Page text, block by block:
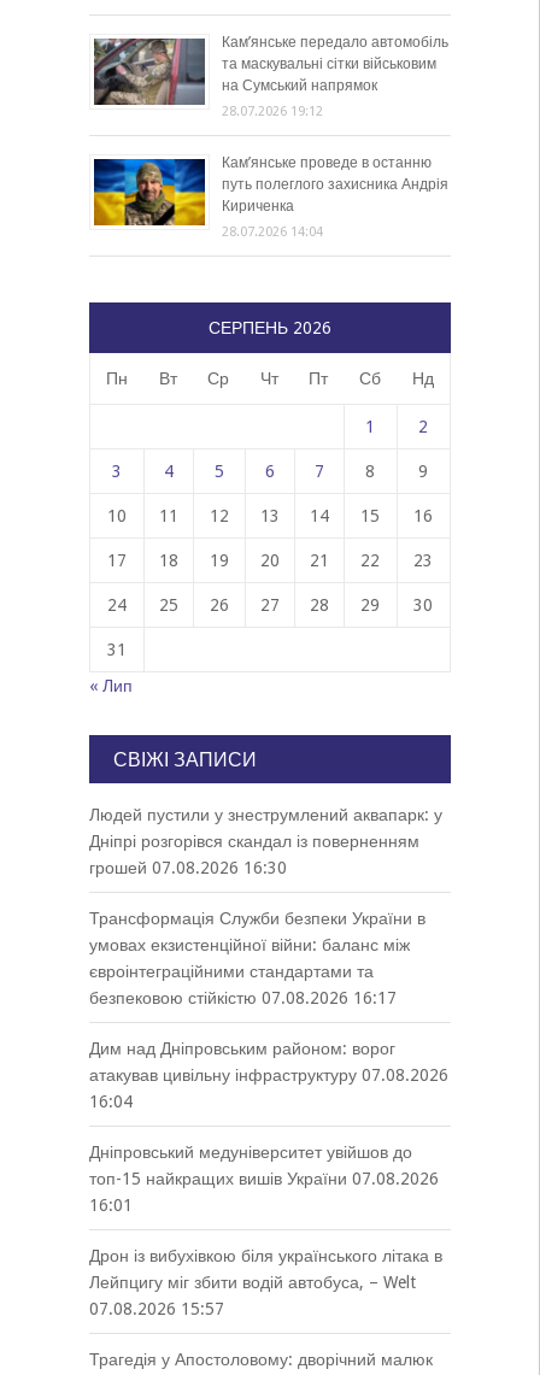
Кам’янське передало автомобіль
та маскувальні сітки військовим
на Сумський напрямок
28.07.2026 19:12
Кам’янське проведе в останню
путь полеглого захисника Андрія
Кириченка
28.07.2026 14:04
СЕРПЕНЬ 2026
Пн Вт Ср Чт Пт Сб Нд
1 2
3 4 5 6 7 8 9
10 11 12 13 14 15 16
17 18 19 20 21 22 23
24 25 26 27 28 29 30
31
« Лип
СВІЖІ ЗАПИСИ
Людей пустили у знеструмлений аквапарк: у
Дніпрі розгорівся скандал із поверненням
грошей 07.08.2026 16:30
Трансформація Служби безпеки України в
умовах екзистенційної війни: баланс між
євроінтеграційними стандартами та
безпековою стійкістю 07.08.2026 16:17
Дим над Дніпровським районом: ворог
атакував цивільну інфраструктуру 07.08.2026
16:04
Дніпровський медуніверситет увійшов до
топ-15 найкращих вишів України 07.08.2026
16:01
Дрон із вибухівкою біля українського літака в
Лейпцигу міг збити водій автобуса, – Welt
07.08.2026 15:57
Трагедія у Апостоловому: дворічний малюк